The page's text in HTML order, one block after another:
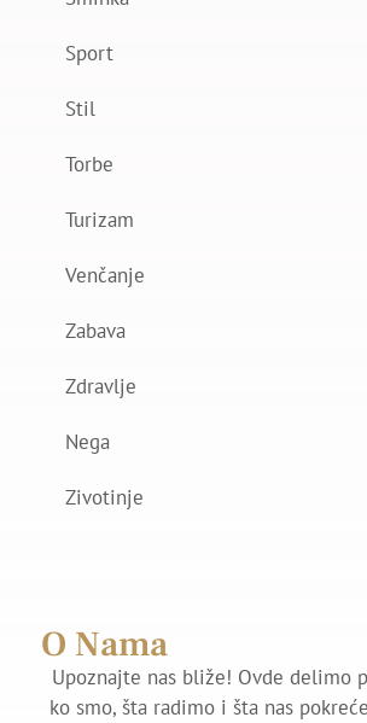
Sport
Stil
Torbe
Turizam
Venčanje
Zabava
Zdravlje
Nega
Zivotinje
O Nama
Upoznajte nas bliže! Ovde delimo
ko smo, šta radimo i šta nas